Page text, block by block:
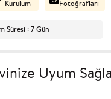
Kurulum
Fotoğrafları
Süresi : 7 Gün
Uyum